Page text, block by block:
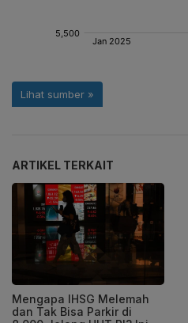
ARTIKEL TERKAIT
Mengapa IHSG Melemah
dan Tak Bisa Parkir di